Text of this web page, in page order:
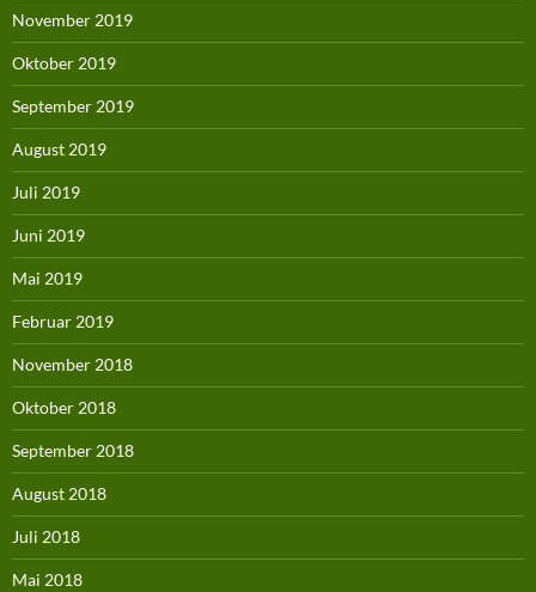
November 2019
Oktober 2019
September 2019
August 2019
Juli 2019
Juni 2019
Mai 2019
Februar 2019
November 2018
Oktober 2018
September 2018
August 2018
Juli 2018
Mai 2018